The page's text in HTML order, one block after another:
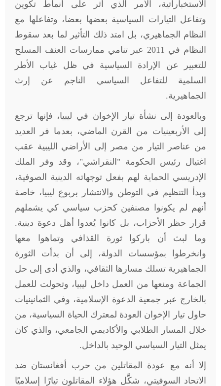
الاستخباراتية، الأمر الذي أثر على أنماط تكوين
وتفاعل التيارات السياسية بعضها بعضا، وتفاعلها مع
النظام الجماهيري، بل امتد ذلك التأثير لما بعد سقوط
النظام في 2011 عبر تنامي ممارسات العنف المسلح
للتعبير عن الإرادة السياسية في ظل غياب الأطر
السلمية للتفاعل السياسي الناجم عن إرث
الجماهيرية.
وبالعودة إلى نشأة تيار الإخوان في ليبيا، فإنها ترجع
إلى الأربعينيات من القرن الماضي، بعدما فر العديد
من عناصر التيار من مصر إلى الأراضي الليبية عقب
اغتيال رئيس الحكومة "النقراشي"، وقد وفر الملك
الإدريسي الحماية لهم بفعل توجهاته الدينية الصوفية،
وبدأ التنظيم في التوطن والانتشار بربوع ليبيا، خاصة
أنهم لم يكونوا مصنفين كحزب سياسي كي يشملهم
قرار حظر الأحزاب، بل كانوا يُعدوا أهل دعوة دينية.
وما لبث أن باركوا ثورة القذافي وتماهوا معها
وانخرطوا بمؤسسات الدولة، إلى أن بدأت الثورة
الجماهيرية تسلك مسارها الثقافي، والذي أدى إلى حل
الجماعة ومنعها من العمل داخل ليبيا، وتحولت للعمل
بالخارج عبر جمعية الدعوة الإسلامية، وفي الثمانينيات
حاول تيار الإخوان العودة لمعترك الحياة السياسية، من
خلال المسار الطلابي والأكاديمي الجامعي، والذي كان
يمثل التيار السياسي الوحيد بالداخل.
إلا أنه مع عودة المقاتلين من حرب أفغانستان ضد
الاتحاد السوفيتي، شكَّل هؤلاء المقاتلون تيارًا إسلاميًا